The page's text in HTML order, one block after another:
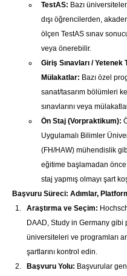
TestAS: Bazı
dışı öğrencilerden,
ölçen TestAS sınav
veya önerebilir.
Giriş Sınavları / Yetenek
Mülakatlar: Bazı özel
sanat/tasarım bölümleri
sınavlarını veya
Ön Staj (Vorpraktikum):
Uygulamalı Bilimler
(FH/HAW) mühendislik
eğitime başlamadan
staj yapmış olmayı şart
Başvuru Süreci: Adımlar,
Araştırma ve Seçim:
DAAD, Study in Germany gibi
üniversiteleri ve programları
şartlarını kontrol edin.
Başvuru Yolu: Başvurular